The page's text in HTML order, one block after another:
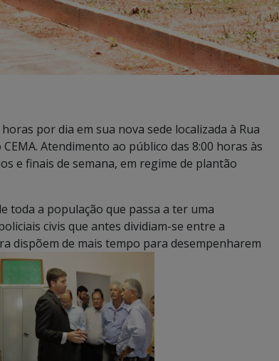
por dia em sua nova sede localizada à Rua
Atendimento ao público das 8:00 horas às
e finais de semana, em regime de plantão
toda a população que passa a ter uma
civis que antes dividiam-se entre a
dispõem de mais tempo para desempenharem